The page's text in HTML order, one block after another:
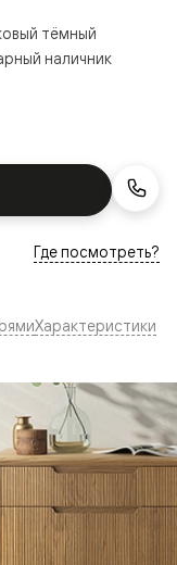
тёмный
наличник
Где посмотреть?
Характеристики